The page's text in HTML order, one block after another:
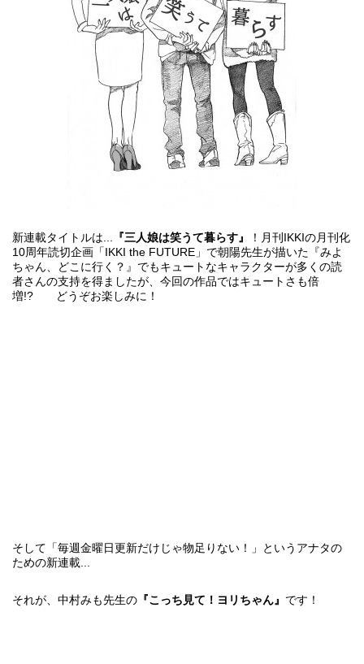
新連載タイトルは... 『三人娘は笑うて暮らす』
！月刊IKKIの月刊化
10周年読切企画「IKKI the FUTURE」で朝陽先生が描いた『みよ
ちゃん、どこに行く？』でもキュートなキャラクターが多くの読
者さんの支持を得ましたが、今回の作品ではキュートさも倍
増!? どうぞお楽しみに！
そして「毎週金曜日更新だけじゃ物足りない！」というアナタの
ための新連載...
それが、中村みも先生の 『こっち見て！ヨリちゃん』 です！